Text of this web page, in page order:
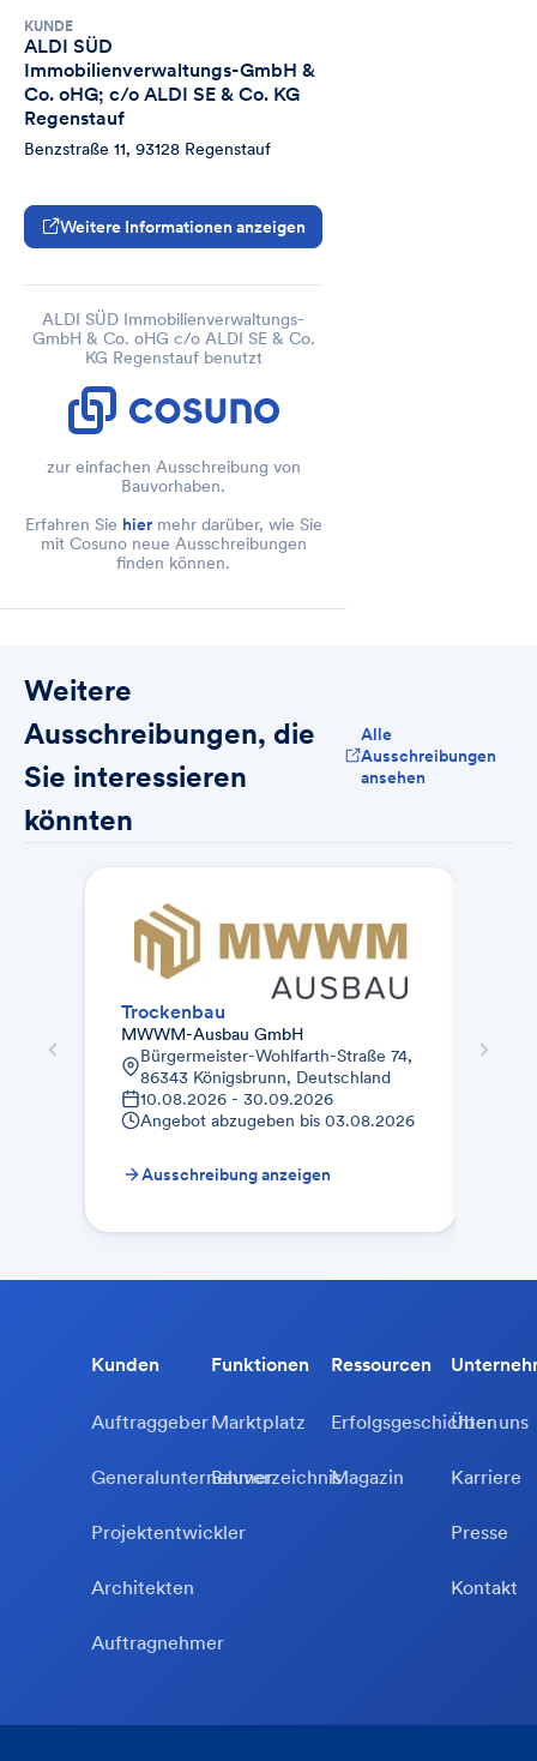
Die Ausschreibung Trockenbau
umfasste folgende Leistungen für den
Aldi-Markt und die Drogerie
Aldi
- 280 m² Wände
- 150 m² OWA Decken
- Untersicht Vordach
Drogerie
- 100 m² Trockenbauwände
KUNDE
ALDI SÜD
Immobilienverwaltungs-GmbH &
Co. oHG; c/o ALDI SE & Co. KG
Regenstauf
Benzstraße 11, 93128 Regenstauf
Weitere Informationen anzeigen
ALDI SÜD Immobilienverwaltungs-
GmbH & Co. oHG c/o ALDI SE & Co.
KG Regenstauf benutzt
zur einfachen Ausschreibung von
Bauvorhaben.
Erfahren Sie hiermehr darüber, wie Sie
mit Cosuno neue Ausschreibungen
finden können.
Weitere
Ausschreibungen, die
Sie interessieren
könnten
Alle
Ausschreibungen
ansehen
Trockenbau
MWWM-Ausbau GmbH
Bürgermeister-Wohlfarth-Straße 74,
86343 Königsbrunn, Deutschland
10.08.2026 - 30.09.2026
Angebot abzugeben bis 03.08.2026
Ausschreibung anzeigen
Kunden
Auftraggeber
Generalunternehmer
Projektentwickler
Architekten
Auftragnehmer
Funktionen
Marktplatz
Bauverzeichnis
Ressourcen
Erfolgsgeschichten
Magazin
Über uns
Karriere
Presse
Kontakt